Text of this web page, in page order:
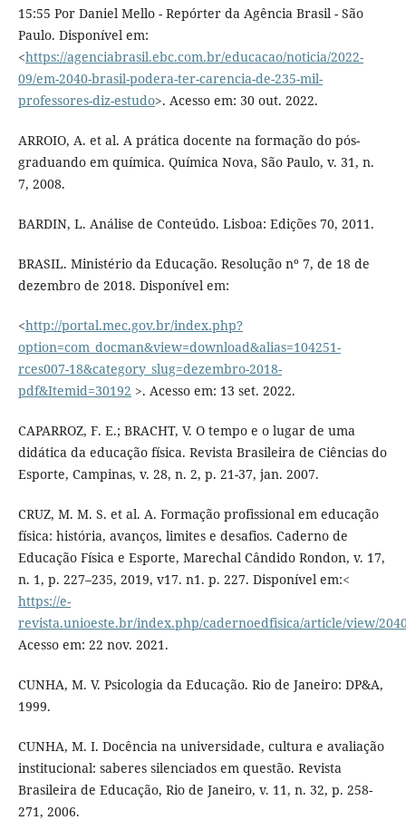
15:55 Por Daniel Mello - Repórter da Agência Brasil - São
Paulo. Disponível em:
<https://agenciabrasil.ebc.com.br/educacao/noticia/2022-
09/em-2040-brasil-podera-ter-carencia-de-235-mil-
professores-diz-estudo>. Acesso em: 30 out. 2022.
ARROIO, A. et al. A prática docente na formação do pós-
graduando em química. Química Nova, São Paulo, v. 31, n.
7, 2008.
BARDIN, L. Análise de Conteúdo. Lisboa: Edições 70, 2011.
BRASIL. Ministério da Educação. Resolução nº 7, de 18 de
dezembro de 2018. Disponível em:
<http://portal.mec.gov.br/index.php?
option=com_docman&view=download&alias=104251-
rces007-18&category_slug=dezembro-2018-
pdf&Itemid=30192 >. Acesso em: 13 set. 2022.
CAPARROZ, F. E.; BRACHT, V. O tempo e o lugar de uma
didática da educação física. Revista Brasileira de Ciências do
Esporte, Campinas, v. 28, n. 2, p. 21-37, jan. 2007.
CRUZ, M. M. S. et al. A. Formação profissional em educação
física: história, avanços, limites e desafios. Caderno de
Educação Física e Esporte, Marechal Cândido Rondon, v. 17,
n. 1, p. 227–235, 2019, v17. n1. p. 227. Disponível em:<
https://e-
revista.unioeste.br/index.php/cadernoedfisica/article/view/
Acesso em: 22 nov. 2021.
CUNHA, M. V. Psicologia da Educação. Rio de Janeiro: DP&A,
1999.
CUNHA, M. I. Docência na universidade, cultura e avaliação
institucional: saberes silenciados em questão. Revista
Brasileira de Educação, Rio de Janeiro, v. 11, n. 32, p. 258-
271, 2006.